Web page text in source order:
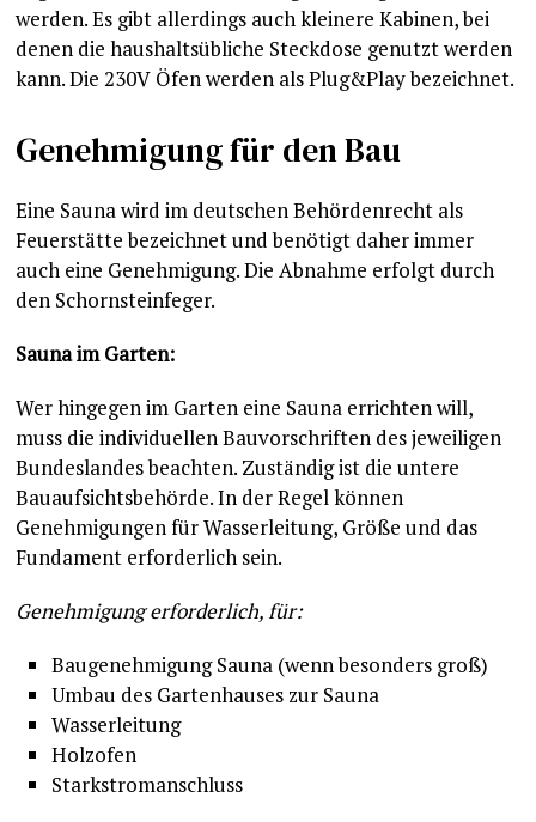
werden. Es gibt allerdings auch kleinere Kabinen, bei
denen die haushaltsübliche Steckdose genutzt werden
kann. Die 230V Öfen werden als Plug&Play bezeichnet.
Genehmigung für den Bau
Eine Sauna wird im deutschen Behördenrecht als
Feuerstätte bezeichnet und benötigt daher immer
auch eine Genehmigung. Die Abnahme erfolgt durch
den Schornsteinfeger.
Sauna im Garten:
Wer hingegen im Garten eine Sauna errichten will,
muss die individuellen Bauvorschriften des jeweiligen
Bundeslandes beachten. Zuständig ist die untere
Bauaufsichtsbehörde. In der Regel können
Genehmigungen für Wasserleitung, Größe und das
Fundament erforderlich sein.
Genehmigung erforderlich, für:
Baugenehmigung Sauna (wenn besonders groß)
Umbau des Gartenhauses zur Sauna
Wasserleitung
Holzofen
Starkstromanschluss